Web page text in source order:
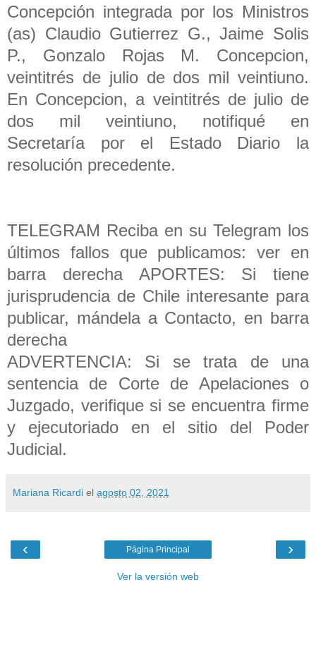
Concepción integrada por los Ministros
(as) Claudio Gutierrez G., Jaime Solis
P., Gonzalo Rojas M. Concepcion,
veintitrés de julio de dos mil veintiuno.
En Concepcion, a veintitrés de julio de
dos mil veintiuno, notifiqué en
Secretaría por el Estado Diario la
resolución precedente.
TELEGRAM Reciba en su Telegram los
últimos fallos que publicamos: ver en
barra derecha APORTES: Si tiene
jurisprudencia de Chile interesante para
publicar, mándela a Contacto, en barra
derecha
ADVERTENCIA: Si se trata de una
sentencia de Corte de Apelaciones o
Juzgado, verifique si se encuentra firme
y ejecutoriado en el sitio del Poder
Judicial.
Mariana Ricardi el agosto 02, 2021
‹ ›
Página Principal
Ver la versión web